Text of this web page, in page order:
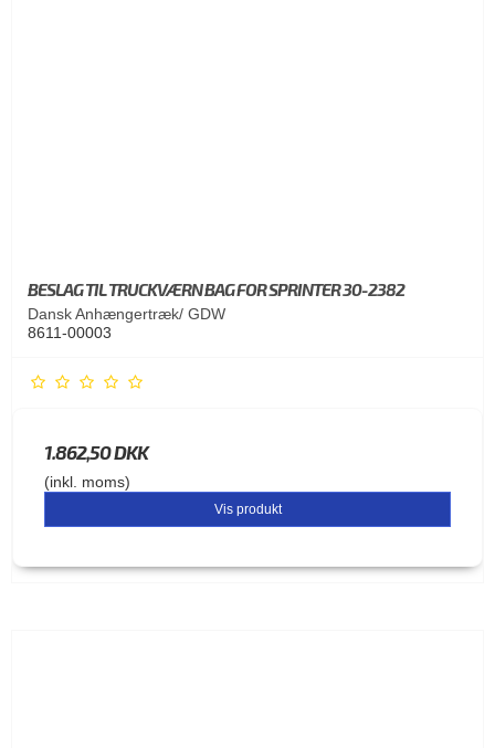
BESLAG TIL TRUCKVÆRN BAG FOR SPRINTER 30-2382
Dansk Anhængertræk/ GDW
8611-00003
1.862,50 DKK
(inkl. moms)
Vis produkt